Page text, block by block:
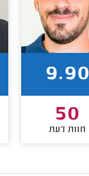
9.90
50
חוות דעת